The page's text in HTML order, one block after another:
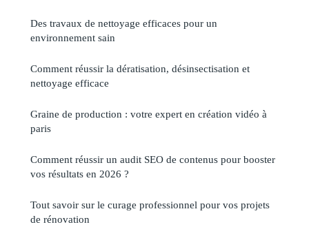
Des travaux de nettoyage efficaces pour un
environnement sain
Comment réussir la dératisation, désinsectisation et
nettoyage efficace
Graine de production : votre expert en création vidéo à
paris
Comment réussir un audit SEO de contenus pour booster
vos résultats en 2026 ?
Tout savoir sur le curage professionnel pour vos projets
de rénovation